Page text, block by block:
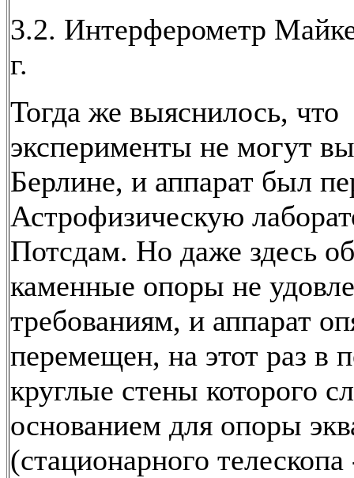
3.2. Интерферометр
г.
Тогда же выяснилось, что
эксперименты не могут
Берлине, и аппарат был
Астрофизическую
Потсдам. Но даже здесь
каменные опоры не
требованиям, и аппарат
перемещен, на этот раз в
круглые стены которого
основанием для опоры
(стационарного